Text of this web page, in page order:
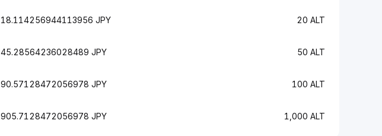
18.114256944113956 JPY 20 ALT
45.28564236028489 JPY 50 ALT
90.57128472056978 JPY 100 ALT
905.7128472056978 JPY 1,000 ALT